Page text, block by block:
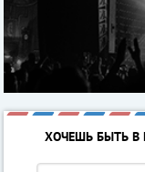
ХОЧЕШЬ БЫТЬ В